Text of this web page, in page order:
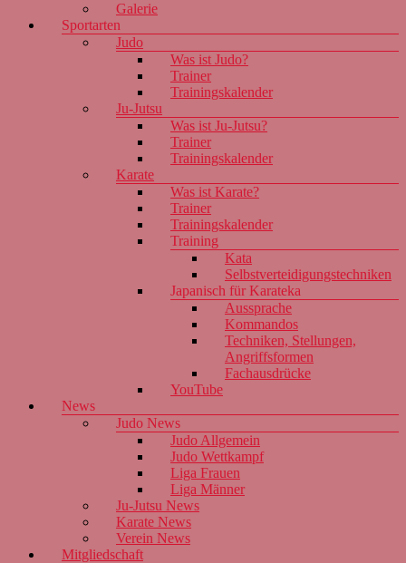
Galerie
Sportarten
Judo
Was ist Judo?
Trainer
Trainingskalender
Ju-Jutsu
Was ist Ju-Jutsu?
Trainer
Trainingskalender
Karate
Was ist Karate?
Trainer
Trainingskalender
Training
Kata
Selbstverteidigungstechniken
Japanisch für Karateka
Aussprache
Kommandos
Techniken, Stellungen,
Angriffsformen
Fachausdrücke
YouTube
News
Judo News
Judo Allgemein
Judo Wettkampf
Liga Frauen
Liga Männer
Ju-Jutsu News
Karate News
Verein News
Mitgliedschaft